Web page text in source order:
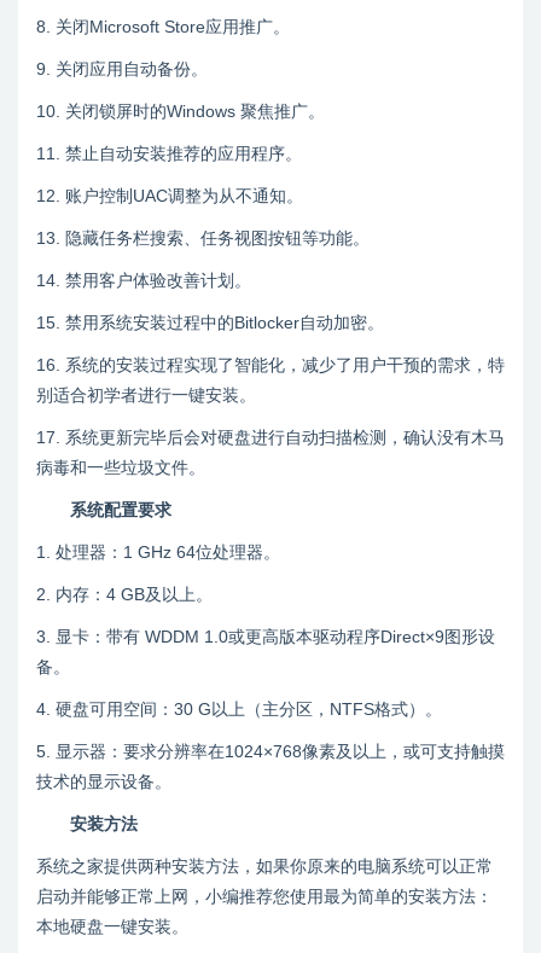
8. 关闭Microsoft Store应用推广。
9. 关闭应用自动备份。
10. 关闭锁屏时的Windows 聚焦推广。
11. 禁止自动安装推荐的应用程序。
12. 账户控制UAC调整为从不通知。
13. 隐藏任务栏搜索、任务视图按钮等功能。
14. 禁用客户体验改善计划。
15. 禁用系统安装过程中的Bitlocker自动加密。
16. 系统的安装过程实现了智能化，减少了用户干预的需求，特
别适合初学者进行一键安装。
17. 系统更新完毕后会对硬盘进行自动扫描检测，确认没有木马
病毒和一些垃圾文件。
系统配置要求
1. 处理器：1 GHz 64位处理器。
2. 内存：4 GB及以上。
3. 显卡：带有 WDDM 1.0或更高版本驱动程序Direct×9图形设
备。
4. 硬盘可用空间：30 G以上（主分区，NTFS格式）。
5. 显示器：要求分辨率在1024×768像素及以上，或可支持触摸
技术的显示设备。
安装方法
系统之家提供两种安装方法，如果你原来的电脑系统可以正常
启动并能够正常上网，小编推荐您使用最为简单的安装方法：
本地硬盘一键安装。